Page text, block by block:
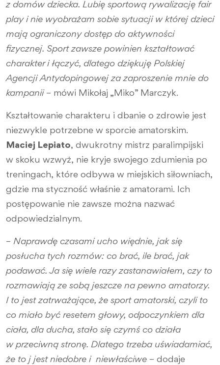
z domów dziecka. Lubię sportową rywalizację fair
play i nie wyobrażam sobie sytuacji w której dzieci
mają ograniczony dostęp do aktywności
fizycznej. Sport zawsze powinien kształtować
charakter i łączyć, dlatego dziękuję Polskiej
Agencji Antydopingowej za zaproszenie mnie do
kampanii – mówi Mikołaj „Miko” Marczyk.
Kształtowanie charakteru i dbanie o zdrowie jest
niezwykle potrzebne w sporcie amatorskim.
Maciej Lepiato, dwukrotny mistrz paralimpijski
w skoku wzwyż, nie kryje swojego zdumienia po
treningach, które odbywa w miejskich siłowniach,
gdzie ma styczność właśnie z amatorami. Ich
postępowanie nie zawsze można nazwać
odpowiedzialnym.
– Naprawdę czasami ucho więdnie, jak się
posłucha tych rozmów: co brać, ile brać, jak
podawać. Ja się wiele razy zastanawiałem, czy to
rozmawiają ze sobą jeszcze na pewno amatorzy.
I to jest zatrważające, że sport amatorski, czyli to
co miało być resetem głowy, odpoczynkiem dla
ciała, dla ducha, stało się czymś co działa
w przeciwną stronę. Dlatego trzeba uświadamiać,
że to j jest niedobre i niewłaściwe – dodaje